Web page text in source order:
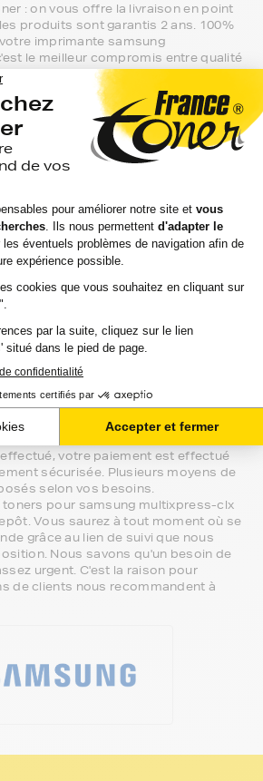
: on vous offre la livraison en point
produits sont garantis 2 ans. 100%
imprimante samsung
le meilleur compromis entre qualité
toutes les références
couleur, en pack ou à l’unité, selon le
de votre imprimante.
avec votre imprimante
clx, ces produits sans marque
gamme discount.
: si vous avez l'habitude d'aller
temps en vous faisant livrer
vous.
question sur la
votre produit avec votre
multixpress-clx, nous
écoute.
saura vous accompagner sur le
l'installation de vos toners. Ils sont
au sein de votre espace client
votre paiement est effectué
sécurisée. Plusieurs moyens de
selon vos besoins.
toners pour samsung multixpress-clx
Vous saurez à tout moment où se
grâce au lien de suivi que nous
Nous savons qu'un besoin de
urgent. C'est la raison pour
de clients nous recommandent à